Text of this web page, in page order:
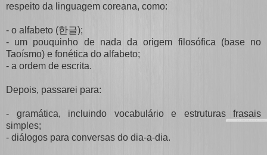
respeito da linguagem coreana, como:
- o alfabeto (한글);
- um pouquinho de nada da origem filosófica (base no
Taoísmo) e fonética do alfabeto;
- a ordem de escrita.
Depois, passarei para:
- gramática, incluindo vocabulário e estruturas frasais
simples;
- diálogos para conversas do dia-a-dia.